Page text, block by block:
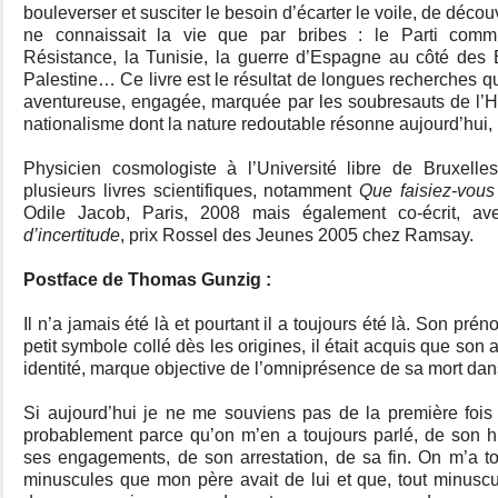
bouleverser et susciter le besoin d’écarter le voile, de
ne connaissait la vie que par bribes : le Parti
Résistance, la Tunisie, la guerre d’Espagne au côté des
Palestine… Ce livre est le résultat de longues recherches
aventureuse, engagée, marquée par les soubresauts de
nationalisme dont la nature redoutable résonne
Physicien cosmologiste à l’Université libre de
plusieurs livres scientifiques, notammentQue faisiez-
Odile Jacob, Paris, 2008 mais également co-écrit,
d’incertitude, prix Rossel des Jeunes 2005 chez Ramsay.
Postface de Thomas Gunzig :
Il n’a jamais été là et pourtant il a toujours été là. Son
petit symbole collé dès les origines, il était acquis que son
identité, marque objective de l’omniprésence de sa mort
Si aujourd’hui je ne me souviens pas de la première fois
probablement parce qu’on m’en a toujours parlé, de son
ses engagements, de son arrestation, de sa fin. On m’a
minuscules que mon père avait de lui et que, tout